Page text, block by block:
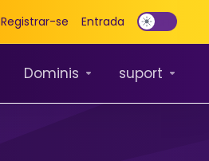
Registrar-se Entrada
Dominis suport